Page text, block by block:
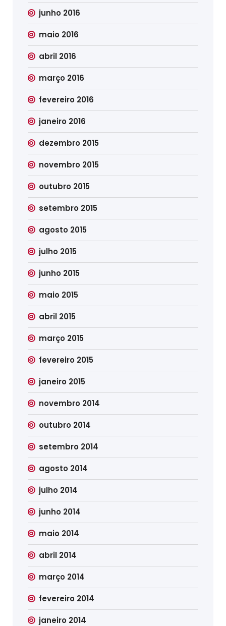
junho 2016
maio 2016
abril 2016
março 2016
fevereiro 2016
janeiro 2016
dezembro 2015
novembro 2015
outubro 2015
setembro 2015
agosto 2015
julho 2015
junho 2015
maio 2015
abril 2015
março 2015
fevereiro 2015
janeiro 2015
novembro 2014
outubro 2014
setembro 2014
agosto 2014
julho 2014
junho 2014
maio 2014
abril 2014
março 2014
fevereiro 2014
janeiro 2014